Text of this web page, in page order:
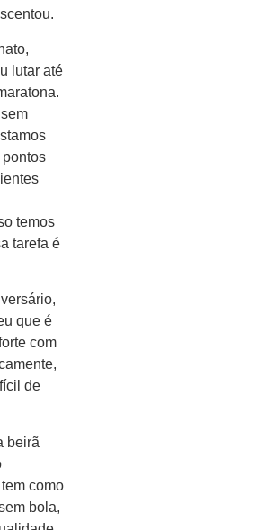
lutar até
temos
tarefa é
que é
com
de
beirã
como
bola,